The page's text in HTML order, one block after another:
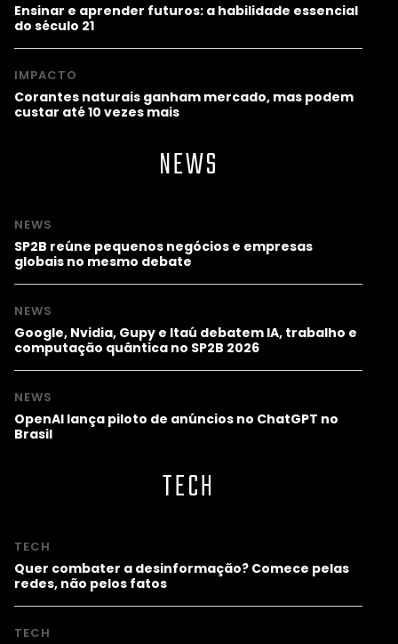
Ensinar e aprender futuros: a habilidade essencial
do século 21
IMPACTO
Corantes naturais ganham mercado, mas podem
custar até 10 vezes mais
NEWS
NEWS
SP2B reúne pequenos negócios e empresas
globais no mesmo debate
NEWS
Google, Nvidia, Gupy e Itaú debatem IA, trabalho e
computação quântica no SP2B 2026
NEWS
OpenAI lança piloto de anúncios no ChatGPT no
Brasil
TECH
TECH
Quer combater a desinformação? Comece pelas
redes, não pelos fatos
TECH